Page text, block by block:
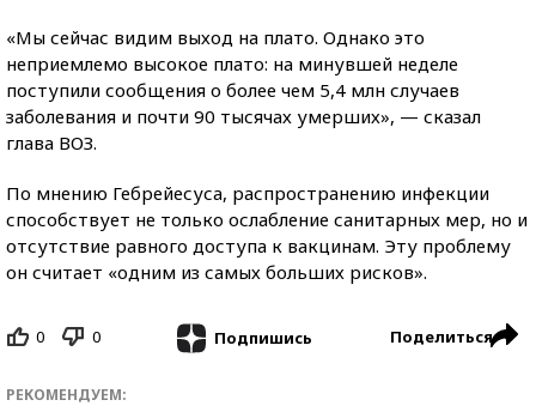
«Мы сейчас видим выход на плато. Однако это
неприемлемо высокое плато: на минувшей неделе
поступили сообщения о более чем 5,4 млн случаев
заболевания и почти 90 тысячах умерших», — сказал
глава ВОЗ.
По мнению Гебрейесуса, распространению инфекции
способствует не только ослабление санитарных мер, но и
отсутствие равного доступа к вакцинам. Эту проблему
он считает «одним из самых больших рисков».
0 0 Подпишись Поделиться
РЕКОМЕНДУЕМ: